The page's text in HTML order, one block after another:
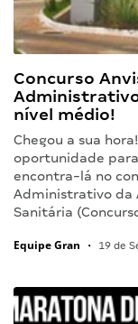
Concurso
nível médio!
Chegou a sua
oportunidade
encontra-lá no
Administrativo da
Sanitária
Equipe Gran • 19 de